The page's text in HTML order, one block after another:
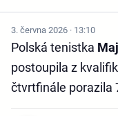
3. června 2026 · 13:10
Polská tenistka
postoupila z
čtvrtfinále porazila